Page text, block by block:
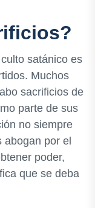
satánico es
Muchos
sacrificios de
parte de sus
no siempre
abogan por el
poder,
que se deba